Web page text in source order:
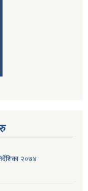
२०७४